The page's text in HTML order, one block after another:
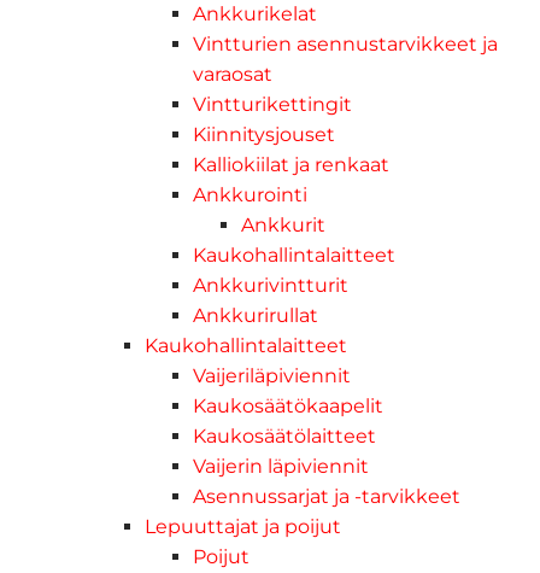
Ankkurikelat
Vintturien asennustarvikkeet ja
varaosat
Vintturikettingit
Kiinnitysjouset
Kalliokiilat ja renkaat
Ankkurointi
Ankkurit
Kaukohallintalaitteet
Ankkurivintturit
Ankkurirullat
Kaukohallintalaitteet
Vaijeriläpiviennit
Kaukosäätökaapelit
Kaukosäätölaitteet
Vaijerin läpiviennit
Asennussarjat ja -tarvikkeet
Lepuuttajat ja poijut
Poijut